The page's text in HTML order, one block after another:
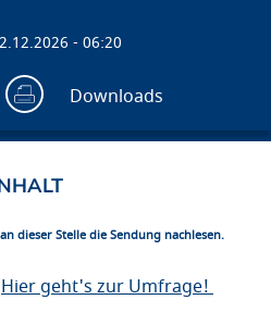
06:20
Downloads
dieser Stelle die Sendung nachlesen.
Hier geht's zur Umfrage!